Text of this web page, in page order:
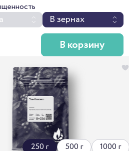
В зернах
В корзину
250 г 500 г 1000 г